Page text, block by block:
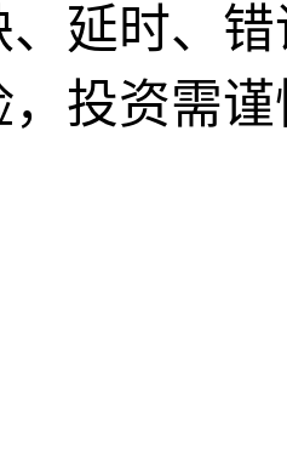
、延时、
投资需